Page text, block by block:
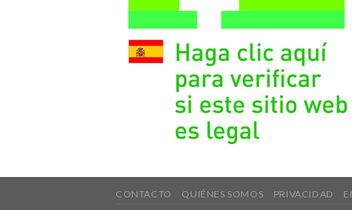
CONTACTO QUIÉNES SOMOS PRIVACIDAD